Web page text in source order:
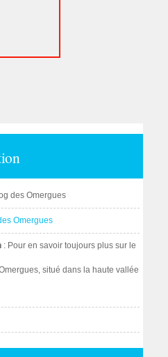
des Omergues
: Pour en savoir toujours plus sur le
situé dans la haute vallée